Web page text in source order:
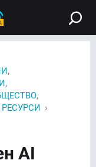
,
,
,
›
AI